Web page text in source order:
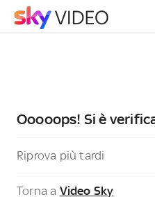
Ooooops! Si è
Riprova più tardi
Torna a Video Sky